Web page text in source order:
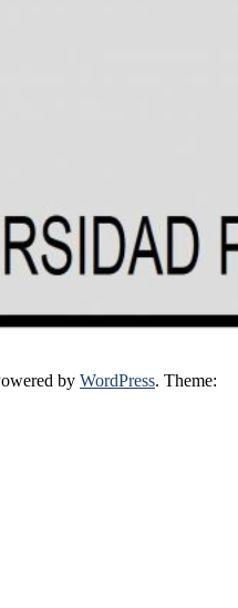
by WordPress. Theme: